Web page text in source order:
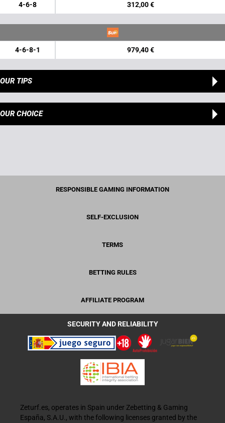
4-6-8 312,00 €
4-6-8-1 979,40 €
OUR TIPS
OUR CHOICE
RESPONSIBLE GAMING INFORMATION
SELF-EXCLUSION
TERMS
BETTING RULES
AFFILIATE PROGRAM
SECURITY AND RELIABILITY
Zeturf.es, operates in Spain under Zebetting & Gaming
España, S.A.U., with the following licenses granted by the